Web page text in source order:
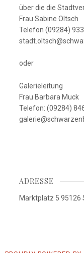
über die die
Frau Sabine Oltsch
Telefon (09284) 933
oder
Galerieleitung
Frau Barbara Muck
Telefon: (09284)
ADRESSE
Marktplatz 5 95126